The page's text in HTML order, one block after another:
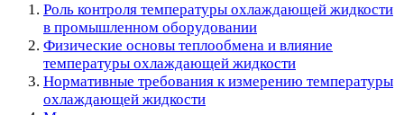
Роль контроля температуры охлаждающей жидкости
в промышленном оборудовании
Физические основы теплообмена и влияние
температуры охлаждающей жидкости
Нормативные требования к измерению температуры
охлаждающей жидкости